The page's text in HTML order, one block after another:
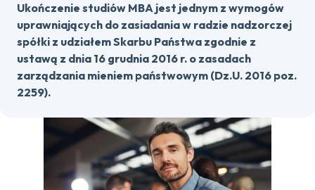
Ukończenie studiów MBA jest jednym z wymogów
uprawniających do zasiadania w radzie nadzorczej
spółki z udziałem Skarbu Państwa zgodnie z
ustawą z dnia 16 grudnia 2016 r. o zasadach
zarządzania mieniem państwowym (Dz.U. 2016 poz.
2259).